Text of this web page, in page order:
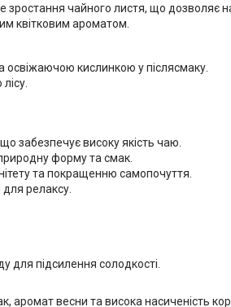
зростання чайного листя, що дозволяє
квітковим ароматом.
освіжаючою кислинкою у післясмаку.
забезпечує високу якість чаю.
форму та смак.
та покращенню самопочуття.
релаксу.
підсилення солодкості.
аромат весни та висока насиченість